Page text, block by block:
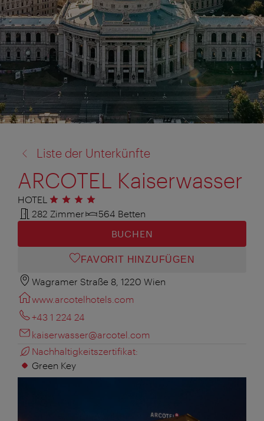
zu:
Liste der Unterkünfte
ARCOTEL Kaiserwasser
HOTEL 4 Sterne
282 Zimmer
564 Betten
BUCHEN
FAVORIT HINZUFÜGEN
Wagramer Straße 8, 1220 Wien
www.arcotelhotels.com
+43 1 224 24
kaiserwasser@arcotel.com
Nachhaltigkeitszertifikat:
Green Key